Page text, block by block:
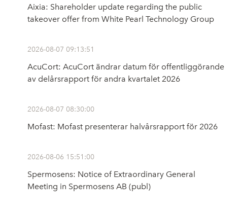
Aixia: Shareholder update regarding the public
takeover offer from White Pearl Technology Group
2026-08-07 09:13:51
AcuCort: AcuCort ändrar datum för offentliggörande
av delårsrapport för andra kvartalet 2026
2026-08-07 08:30:00
Mofast: Mofast presenterar halvårsrapport för 2026
2026-08-06 15:51:00
Spermosens: Notice of Extraordinary General
Meeting in Spermosens AB (publ)